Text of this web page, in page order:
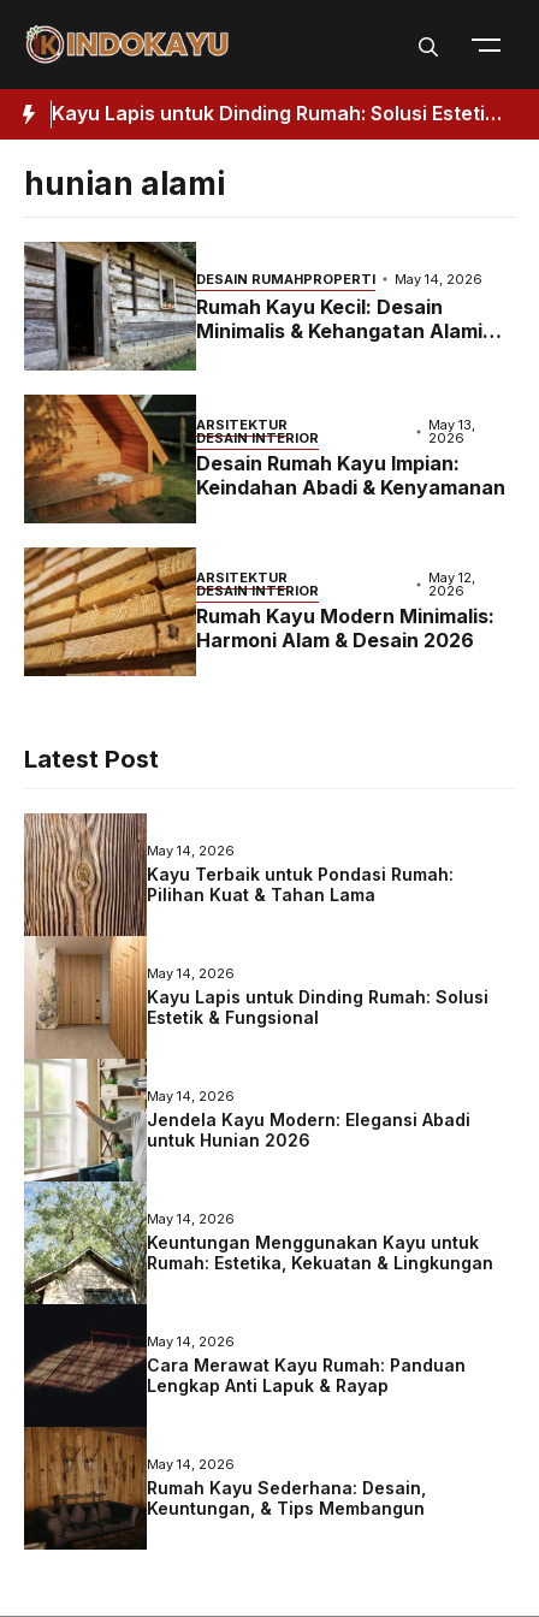
Kayu Lapis untuk Dinding Rumah: Solusi Estetik
& Fungsional
hunian alami
DESAIN RUMAHPROPERTI May 14, 2026
Rumah Kayu Kecil: Desain
Minimalis & Kehangatan Alami
2026
ARSITEKTUR
DESAIN INTERIOR
May 13,
2026
Desain Rumah Kayu Impian:
Keindahan Abadi & Kenyamanan
ARSITEKTUR
DESAIN INTERIOR
May 12,
2026
Rumah Kayu Modern Minimalis:
Harmoni Alam & Desain 2026
Latest Post
May 14, 2026
Kayu Terbaik untuk Pondasi Rumah:
Pilihan Kuat & Tahan Lama
May 14, 2026
Kayu Lapis untuk Dinding Rumah: Solusi
Estetik & Fungsional
May 14, 2026
Jendela Kayu Modern: Elegansi Abadi
untuk Hunian 2026
May 14, 2026
Keuntungan Menggunakan Kayu untuk
Rumah: Estetika, Kekuatan & Lingkungan
May 14, 2026
Cara Merawat Kayu Rumah: Panduan
Lengkap Anti Lapuk & Rayap
May 14, 2026
Rumah Kayu Sederhana: Desain,
Keuntungan, & Tips Membangun